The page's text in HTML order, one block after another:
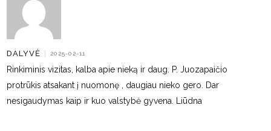
DALYVĖ | 2025-02-11
Rinkiminis vizitas, kalba apie nieką ir daug. P. Juozapaičio
protrūkis atsakant į nuomonę , daugiau nieko gero. Dar
nesigaudymas kaip ir kuo valstybė gyvena. Liūdna